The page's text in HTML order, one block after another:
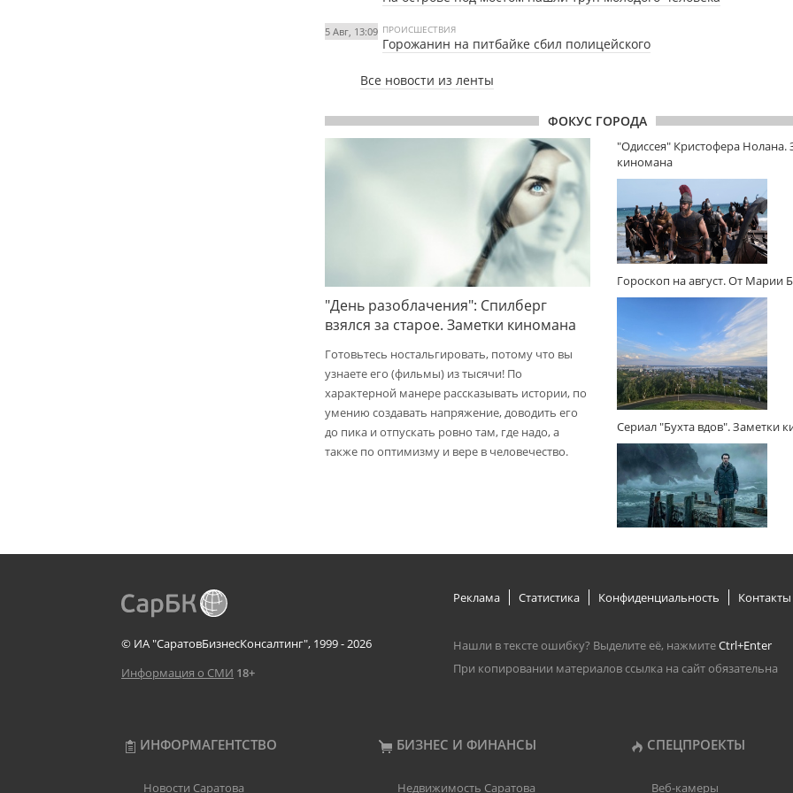
5 Авг, 13:09 ПРОИСШЕСТВИЯ
Горожанин на питбайке сбил полицейского
Все новости из ленты
ФОКУС ГОРОДА
"День разоблачения": Спилберг
взялся за старое. Заметки киномана
Готовьтесь ностальгировать, потому что вы
узнаете его (фильмы) из тысячи! По
характерной манере рассказывать истории, по
умению создавать напряжение, доводить его
до пика и отпускать ровно там, где надо, а
также по оптимизму и вере в человечество.
"Одиссея" Кристофера Нолана.
киномана
Гороскоп на август. От Марии
Сериал "Бухта вдов". Заметки
© ИА "СаратовБизнесКонсалтинг", 1999 - 2026
Информация о СМИ 18+
Реклама Статистика Конфиденциальность Контакты
Нашли в тексте ошибку? Выделите её, нажмитеCtrl+Enter
При копировании материалов ссылка на сайт обязательна
ИНФОРМАГЕНТСТВО БИЗНЕС И ФИНАНСЫ СПЕЦПРОЕКТЫ
Новости Саратова Недвижимость Саратова Веб-камеры